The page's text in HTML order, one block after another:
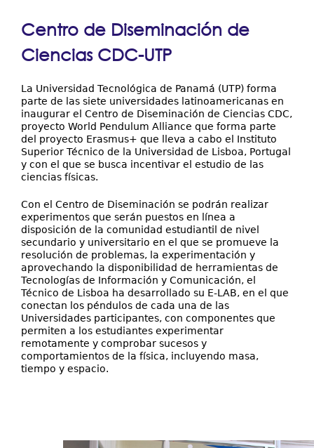
Estaciones Espaciales
Galería
está
aquí
Centro de Diseminación de
Ciencias CDC-UTP
La Universidad Tecnológica de Panamá (UTP) forma
parte de las siete universidades latinoamericanas en
inaugurar el Centro de Diseminación de Ciencias CDC,
proyecto World Pendulum Alliance que forma parte
del proyecto Erasmus+ que lleva a cabo el Instituto
Superior Técnico de la Universidad de Lisboa, Portugal
y con el que se busca incentivar el estudio de las
ciencias físicas.
Con el Centro de Diseminación se podrán realizar
experimentos que serán puestos en línea a
disposición de la comunidad estudiantil de nivel
secundario y universitario en el que se promueve la
resolución de problemas, la experimentación y
aprovechando la disponibilidad de herramientas de
Tecnologías de Información y Comunicación, el
Técnico de Lisboa ha desarrollado su E-LAB, en el que
conectan los péndulos de cada una de las
Universidades participantes, con componentes que
permiten a los estudiantes experimentar
remotamente y comprobar sucesos y
comportamientos de la física, incluyendo masa,
tiempo y espacio.